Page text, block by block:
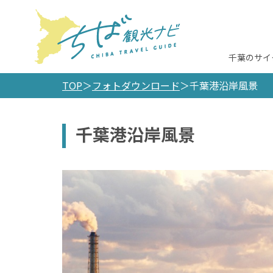
千葉のサ
TOP フォトダウンロード 千葉港沿岸風景
千葉港沿岸風景